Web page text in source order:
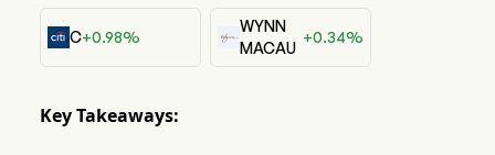
C+0.98%
WYNN
MACAU
+0.34%
Key Takeaways: